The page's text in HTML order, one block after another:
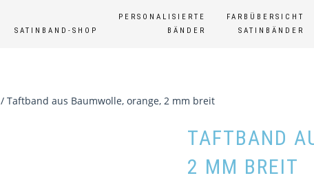
SATINBAND-SHOP
PERSONALISIERTE
BÄNDER
FARBÜBERSICHT
SATINBÄNDER
/ Taftband aus Baumwolle, orange, 2 mm breit
TAFTBAND
2 MM BREIT